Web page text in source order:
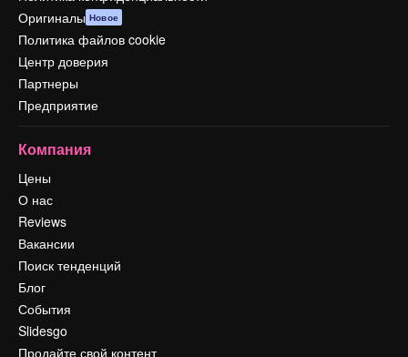
Оригиналы Новое
Политика файлов cookie
Центр доверия
Партнеры
Предприятие
Компания
Цены
О нас
Reviews
Вакансии
Поиск тенденций
Блог
События
Slidesgo
Продайте свой контент